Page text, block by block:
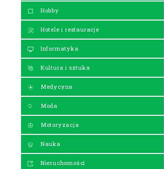
Hobby
Hotele i restauracje
Informatyka
Kultura i sztuka
Medycyna
Moda
Motoryzacja
Nauka
Nieruchomości